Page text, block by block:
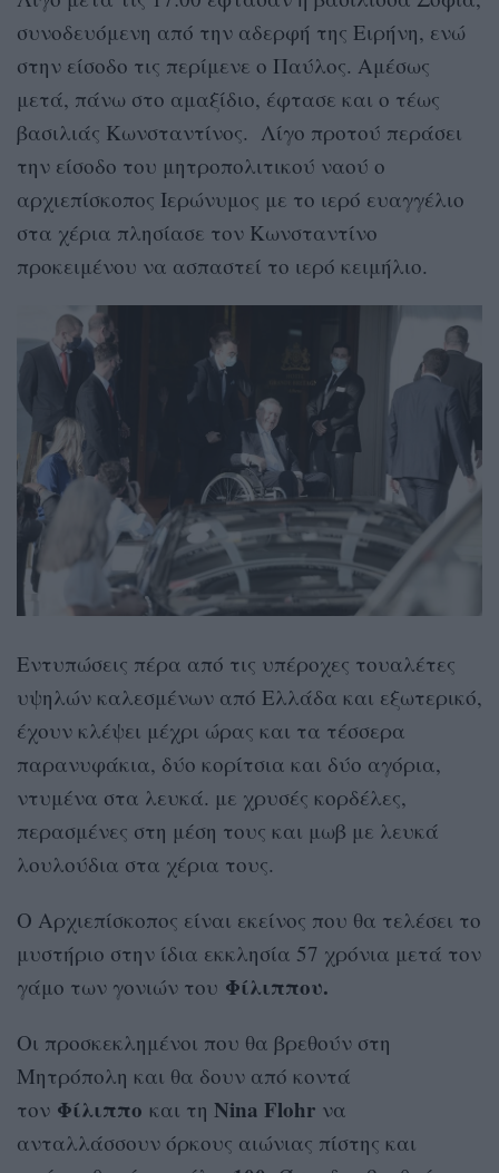
συνοδευόμενη από την αδερφή της Ειρήνη, ενώ
στην είσοδο τις περίμενε ο Παύλος. Αμέσως
μετά, πάνω στο αμαξίδιο, έφτασε και ο τέως
βασιλιάς Κωνσταντίνος. Λίγο προτού περάσει
την είσοδο του μητροπολιτικού ναού ο
αρχιεπίσκοπος Ιερώνυμος με το ιερό ευαγγέλιο
στα χέρια πλησίασε τον Κωνσταντίνο
προκειμένου να ασπαστεί το ιερό κειμήλιο.
Εντυπώσεις πέρα από τις υπέροχες τουαλέτες
υψηλών καλεσμένων από Ελλάδα και εξωτερικό,
έχουν κλέψει μέχρι ώρας και τα τέσσερα
παρανυφάκια, δύο κορίτσια και δύο αγόρια,
ντυμένα στα λευκά. με χρυσές κορδέλες,
περασμένες στη μέση τους και μωβ με λευκά
λουλούδια στα χέρια τους.
Ο Αρχιεπίσκοπος είναι εκείνος που θα τελέσει το
μυστήριο στην ίδια εκκλησία 57 χρόνια μετά τον
γάμο των γονιών του Φίλιππου.
Οι προσκεκλημένοι που θα βρεθούν στη
Μητρόπολη και θα δουν από κοντά
τον Φίλιππο και τη Nina Flohr να
ανταλλάσσουν όρκους αιώνιας πίστης και